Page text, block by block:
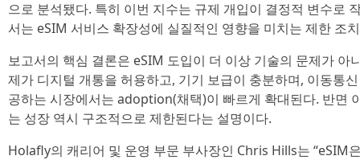
으로 분석됐다. 특히 이번 지수는 규제 개입이 결정적 변수로
서는 eSIM 서비스 확장성에 실질적인 영향을 미치는 제한 조
보고서의 핵심 결론은 eSIM 도입이 더 이상 기술의 문제가 아
제가 디지털 개통을 허용하고, 기기 보급이 충분하며, 이동통
공하는 시장에서는 adoption(채택)이 빠르게 확대된다. 반면
는 성장 역시 구조적으로 제한된다는 설명이다.
Holafly의 캐리어 및 운영 부문 부사장인 Chris Hills는 “eSIM